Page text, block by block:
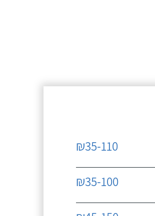
₪35-110
₪35-100